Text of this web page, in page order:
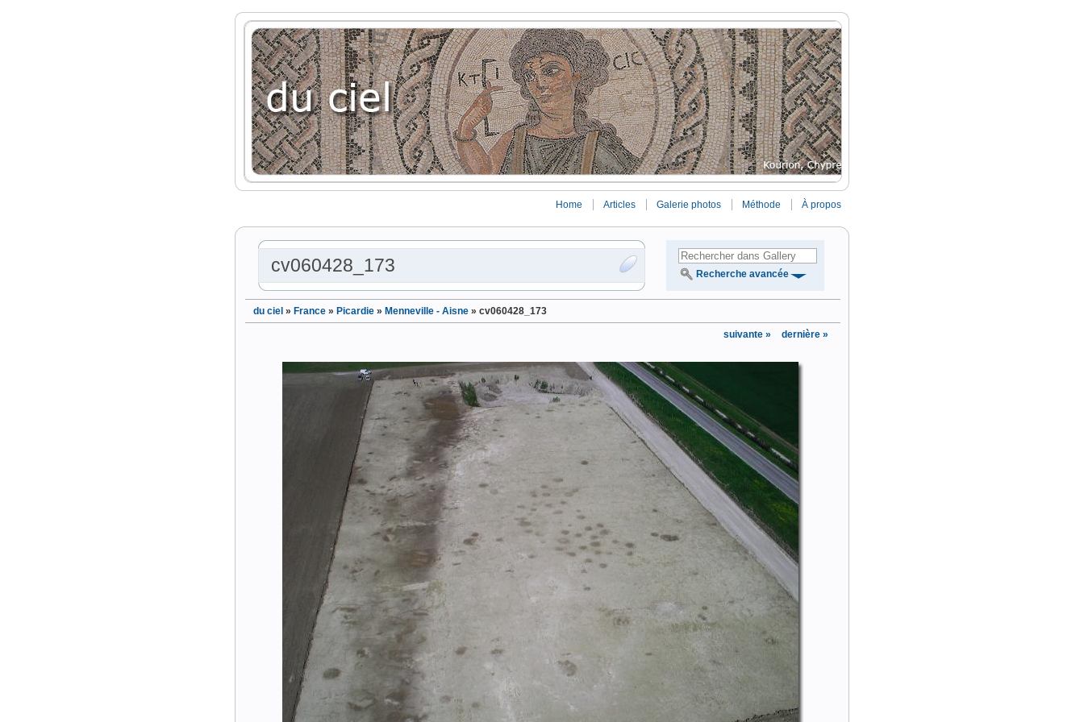
Home Articles Galerie photos Méthode À propos
cv060428_173 Recherche avancée
du ciel » France » Picardie » Menneville - Aisne » cv060428_173
suivante » dernière »